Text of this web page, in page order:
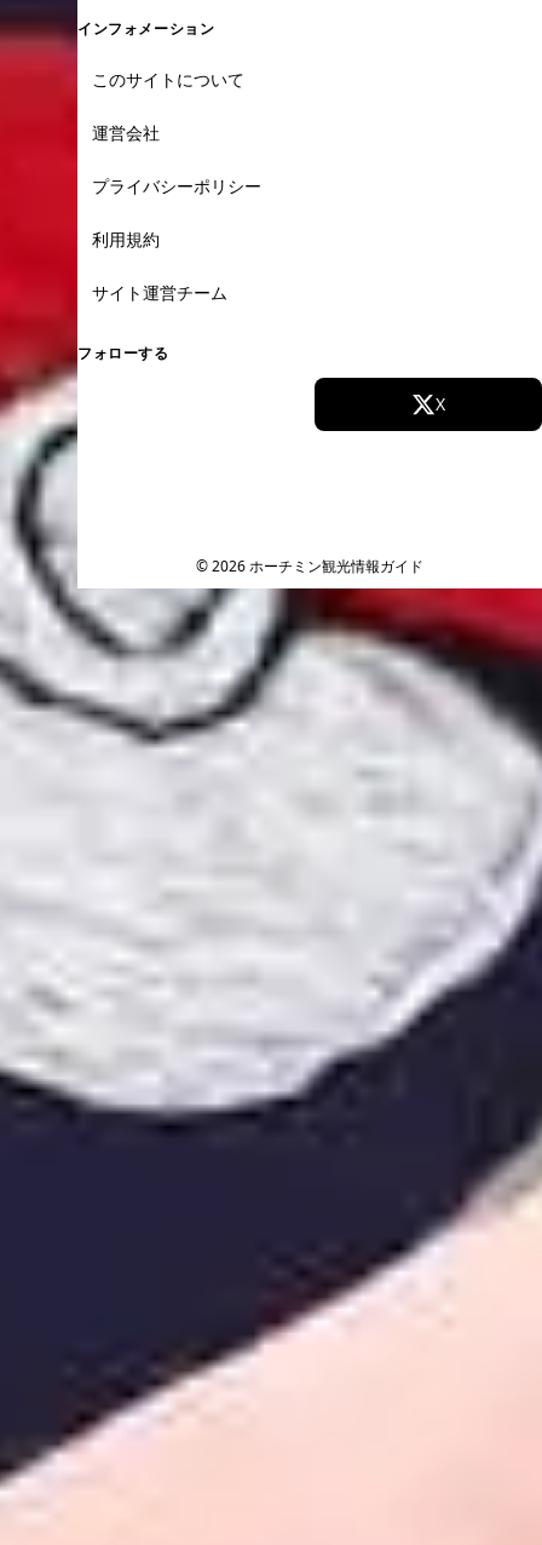
インフォメーション
このサイトについて
運営会社
プライバシーポリシー
利用規約
サイト運営チーム
フォローする
X
© 2026 ホーチミン観光情報ガイド